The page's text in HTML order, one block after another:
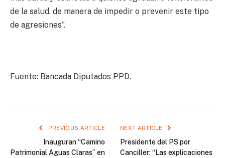
de la salud, de manera de impedir o prevenir este tipo
de agresiones”.
Fuente: Bancada Diputados PPD.
PREVIOUS ARTICLE
Inauguran “Camino
Patrimonial Aguas Claras” en
NEXT ARTICLE
Presidente del PS por
Canciller: “Las explicaciones